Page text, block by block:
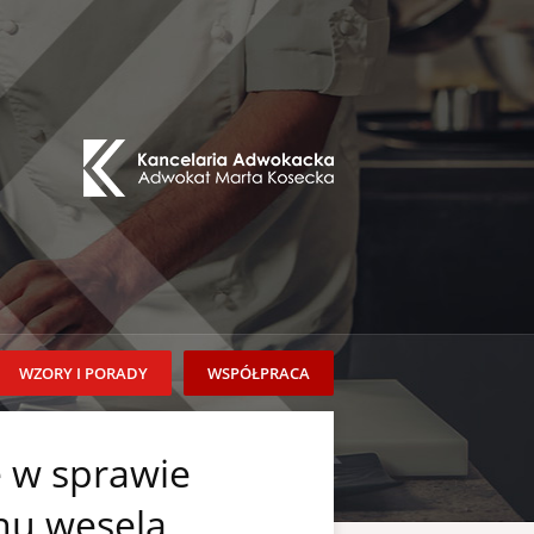
WSPÓŁPRACA
WZORY I PORADY
sprawie